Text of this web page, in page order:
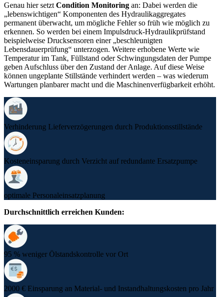
Genau hier setzt Condition Monitoring an: Dabei werden die
„lebenswichtigen“ Komponenten des Hydraulikaggregates
permanent überwacht, um mögliche Fehler so früh wie möglich zu
erkennen. So werden bei einem Impulsdruck-Hydraulikprüfstand
beispielweise Drucksensoren einer „beschleunigten
Lebensdauerprüfung“ unterzogen. Weitere erhobene Werte wie
Temperatur im Tank, Füllstand oder Schwingungsdaten der Pumpe
geben Aufschluss über den Zustand der Anlage. Auf diese Weise
können ungeplante Stillstände verhindert werden – was wiederum
Wartungen planbarer macht und die Maschinenverfügbarkeit erhöht.
Verhinderung Lieferverzögerungen durch Produktionsstillstände
Kosteneinsparung durch Verzicht auf redundante Ersatzpumpe
optimale Personaleinsatzplanung
Durchschnittlich erreichen Kunden:
95 % weniger Ölstandskontrolle vor Ort
2000 € Einsparung an Material- und Instandhaltungskosten pro Jahr